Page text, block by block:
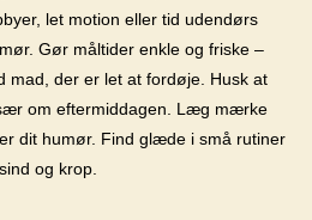
let motion eller tid udendørs
Gør måltider enkle og friske –
mad, der er let at fordøje. Husk at
om eftermiddagen. Læg mærke
dit humør. Find glæde i små rutiner
og krop.